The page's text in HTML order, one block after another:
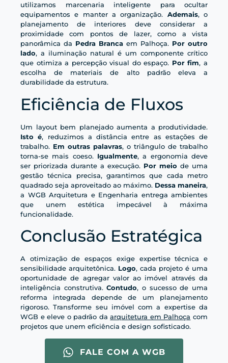
utilizamos marcenaria inteligente para ocultar
equipamentos e manter a organização. Ademais, o
planejamento de interiores deve considerar a
proximidade com pontos de lazer, como a vista
panorâmica da Pedra Branca em Palhoça. Por outro
lado, a iluminação natural é um componente crítico
que otimiza a percepção visual do espaço. Por fim, a
escolha de materiais de alto padrão eleva a
durabilidade da estrutura.
Eficiência de Fluxos
Um layout bem planejado aumenta a produtividade.
Isto é, reduzimos a distância entre as estações de
trabalho. Em outras palavras, o triângulo de trabalho
torna-se mais coeso. Igualmente, a ergonomia deve
ser priorizada durante a execução. Por meio de uma
gestão técnica precisa, garantimos que cada metro
quadrado seja aproveitado ao máximo. Dessa maneira,
a WGB Arquitetura e Engenharia entrega ambientes
que unem estética impecável à máxima
funcionalidade.
Conclusão Estratégica
A otimização de espaços exige expertise técnica e
sensibilidade arquitetônica. Logo, cada projeto é uma
oportunidade de agregar valor ao imóvel através da
inteligência construtiva.Contudo, o sucesso de uma
reforma integrada depende de um planejamento
rigoroso. Transforme seu imóvel com a expertise da
WGB e eleve o padrão daarquitetura em Palhoça com
projetos que unem eficiência e design sofisticado.
FALE COM A WGB